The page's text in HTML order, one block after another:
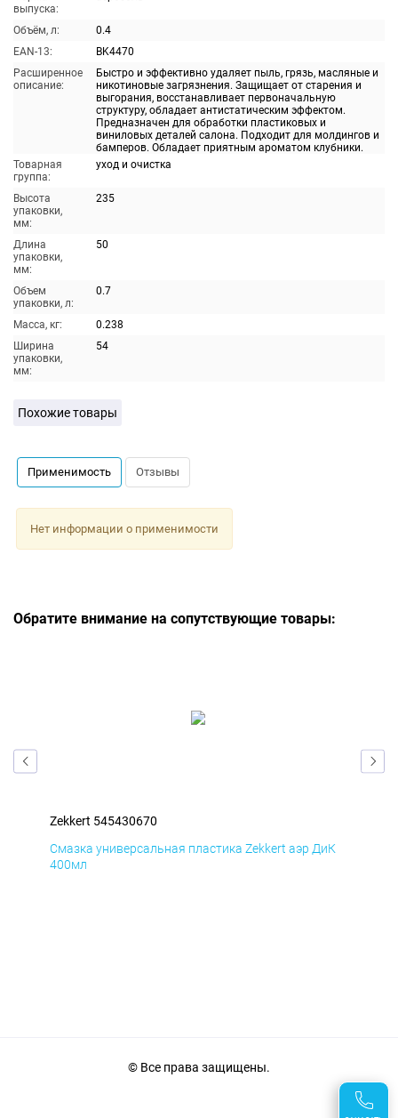
выпуска:
Объём, л:
0.4
EAN-13:
BK4470
Расширенное
описание:
Быстро и эффективно удаляет пыль, грязь, масляные и
никотиновые загрязнения. Защищает от старения и
выгорания, восстанавливает первоначальную
структуру, обладает антистатическим эффектом.
Предназначен для обработки пластиковых и
виниловых деталей салона. Подходит для молдингов и
бамперов. Обладает приятным ароматом клубники.
Товарная
группа:
уход и очистка
Высота
упаковки,
мм:
235
Длина
упаковки,
мм:
50
Объем
упаковки, л:
0.7
Масса, кг:
0.238
Ширина
упаковки,
мм:
54
Похожие товары
Применимость Отзывы
Нет информации о применимости
Обратите внимание на сопутствующие товары:
Zekkert 545430670
Смазка универсальная пластика Zekkert аэр ДиК
400мл
© Все права защищены.